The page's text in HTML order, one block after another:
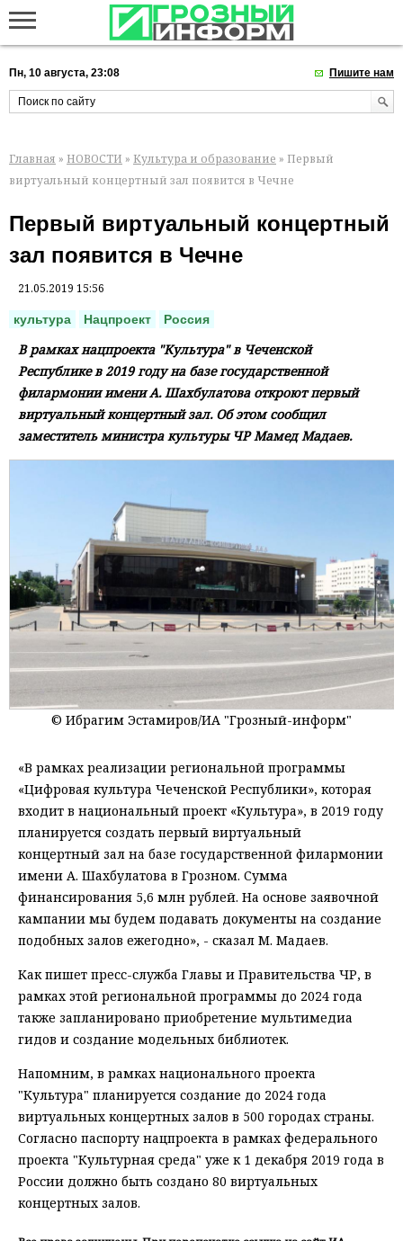
Пн, 10 августа, 23:08 Пишите нам
Главная » НОВОСТИ » Культура и образование » Первый
виртуальный концертный зал появится в Чечне
Первый виртуальный концертный
зал появится в Чечне
21.05.2019 15:56
культура Нацпроект Россия
В рамках нацпроекта "Культура" в Чеченской
Республике в 2019 году на базе государственной
филармонии имени А. Шахбулатова откроют первый
виртуальный концертный зал. Об этом сообщил
заместитель министра культуры ЧР Мамед Мадаев.
© Ибрагим Эстамиров/ИА "Грозный-информ"
«В рамках реализации региональной программы
«Цифровая культура Чеченской Республики», которая
входит в национальный проект «Культура», в 2019 году
планируется создать первый виртуальный
концертный зал на базе государственной филармонии
имени А. Шахбулатова в Грозном. Сумма
финансирования 5,6 млн рублей. На основе заявочной
кампании мы будем подавать документы на создание
подобных залов ежегодно», - сказал М. Мадаев.
Как пишет пресс-служба Главы и Правительства ЧР, в
рамках этой региональной программы до 2024 года
также запланировано приобретение мультимедиа
гидов и создание модельных библиотек.
Напомним, в рамках национального проекта
"Культура" планируется создание до 2024 года
виртуальных концертных залов в 500 городах страны.
Согласно паспорту нацпроекта в рамках федерального
проекта "Культурная среда" уже к 1 декабря 2019 года в
России должно быть создано 80 виртуальных
концертных залов.